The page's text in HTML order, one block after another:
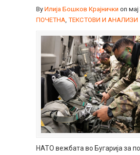
By Илија Бошков Крајнички on мај
ПОЧЕТНА ТЕКСТОВИ И АНАЛИЗИ
НАТО вежбата во Бугарија за